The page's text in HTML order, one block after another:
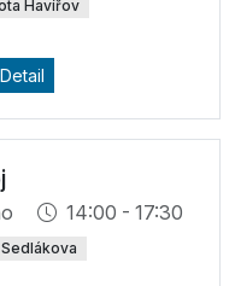
Havířov
Detail
14:00 - 17:30